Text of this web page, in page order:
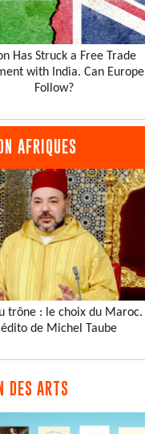
Has Struck a Free Trade
with India. Can Europe
Follow?
AFRIQUES
trône : le choix du Maroc.
de Michel Taube
DES ARTS